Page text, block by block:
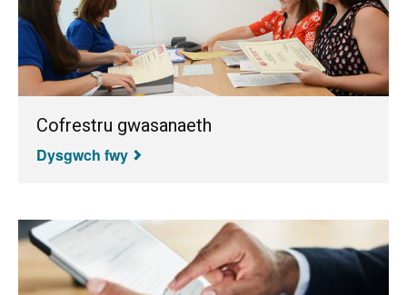
Cofrestru gwasanaeth
Dysgwch fwy